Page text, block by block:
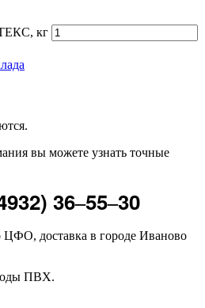
кг
вы можете узнать точные
36‒55‒30
ЦФО, доставка в городе Иваново
ПВХ.